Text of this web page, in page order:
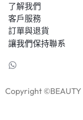
了解我們
客戶服務
訂單與退貨
讓我們保持聯系
Copyright ©BEAUTY